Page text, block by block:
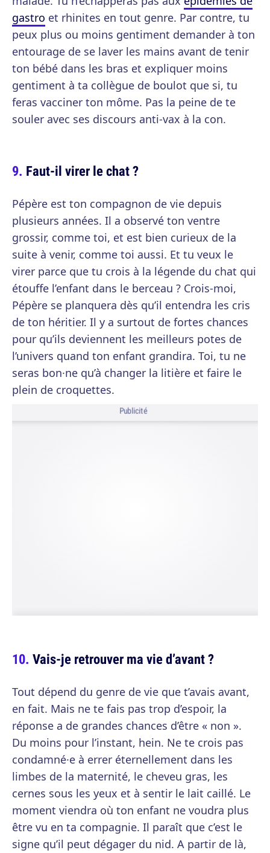
gastro et rhinites en tout genre. Par contre, tu
peux plus ou moins gentiment demander à ton
entourage de se laver les mains avant de tenir
ton bébé dans les bras et expliquer moins
gentiment à ta collègue de boulot que si, tu
feras vacciner ton môme. Pas la peine de te
souler avec ses discours anti-vax à la con.
Faut-il virer le chat ?
Pépère est ton compagnon de vie depuis
plusieurs années. Il a observé ton ventre
grossir, comme toi, et est bien curieux de la
suite à venir, comme toi aussi. Et tu veux le
virer parce que tu crois à la légende du chat qui
étouffe l’enfant dans le berceau ? Crois-moi,
Pépère se planquera dès qu’il entendra les cris
de ton héritier. Il y a surtout de fortes chances
pour qu’ils deviennent les meilleurs potes de
l’univers quand ton enfant grandira. Toi, tu ne
seras bon·ne qu’à changer la litière et faire le
plein de croquettes.
Publicité
Vais-je retrouver ma vie d’avant ?
Tout dépend du genre de vie que t’avais avant,
en fait. Mais ne te fais pas trop d’espoir, la
réponse a de grandes chances d’être « non ».
Du moins pour l’instant, hein. Ne te crois pas
condamné·e à errer éternellement dans les
limbes de la maternité, le cheveu gras, les
cernes sous les yeux et à sentir le lait caillé. Le
moment viendra où ton enfant ne voudra plus
être vu en ta compagnie. Il paraît que c’est le
signe qu’il peut dégager du nid. A partir de là,